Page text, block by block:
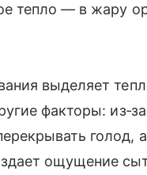
тепло — в жару
выделяет
факторы:
голод,
ощущение